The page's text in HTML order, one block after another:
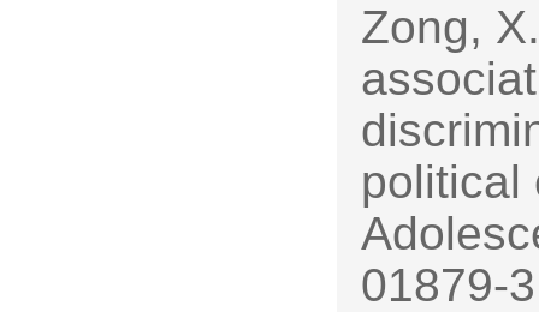
Zong,
political
01879-3